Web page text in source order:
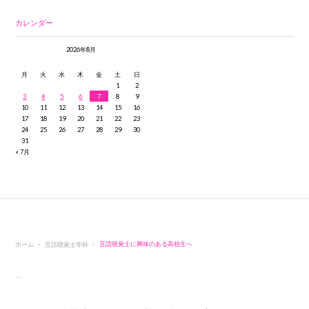
カレンダー
2026年8月
月 火 水 木 金 土
日
1
2
3
4 5 6 7 8
9
10
11 12 13 14 15
16
17
18 19 20 21 22
23
24
25 26 27 28 29
30
31
« 7月
ホーム 言語聴覚士学科 言語聴覚士に興味のある高校生へ